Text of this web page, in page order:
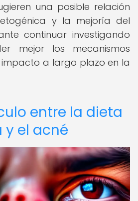
una posible relación
y la mejoría del
continuar investigando
mejor los mecanismos
a largo plazo en la
entre la dieta
el acné